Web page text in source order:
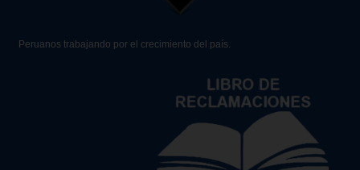
Peruanos trabajando por el crecimiento del país.